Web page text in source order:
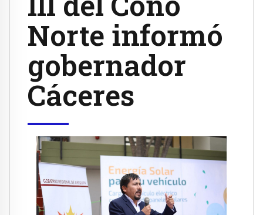
Norte informó
gobernador
Cáceres